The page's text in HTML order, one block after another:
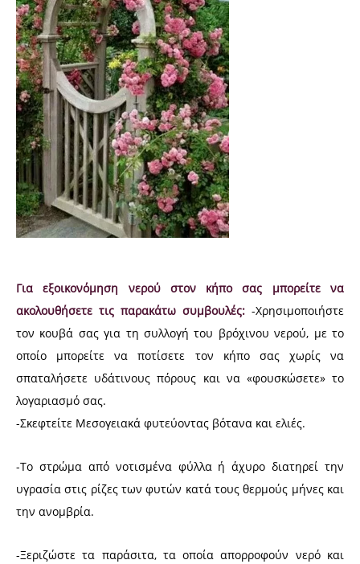
Για εξοικονόμηση νερού στον κήπο σας μπορείτε να
ακολουθήσετε τις παρακάτω συμβουλές: -Χρησιμοποιήστε
τον κουβά σας για τη συλλογή του βρόχινου νερού, με το
οποίο μπορείτε να ποτίσετε τον κήπο σας χωρίς να
σπαταλήσετε υδάτινους πόρους και να «φουσκώσετε» το
λογαριασμό σας.
-Σκεφτείτε Μεσογειακά φυτεύοντας βότανα και ελιές.
-Το στρώμα από νοτισμένα φύλλα ή άχυρο διατηρεί την
υγρασία στις ρίζες των φυτών κατά τους θερμούς μήνες και
την ανομβρία.
-Ξεριζώστε τα παράσιτα, τα οποία απορροφούν νερό και